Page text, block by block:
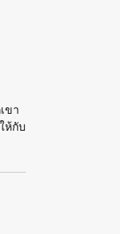
ขา
ห้กับ